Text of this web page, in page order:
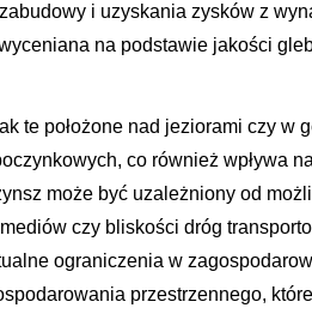
i uzyskania zysków z
na podstawie jakości
te położone nad jeziorami czy w
co również wpływa
może być uzależniony od
czy bliskości dróg
ograniczenia w
przestrzennego,